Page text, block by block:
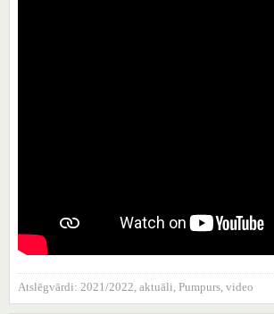
Atslēgvārdi: 2021/2022, aktuāli, Pumpurs, video